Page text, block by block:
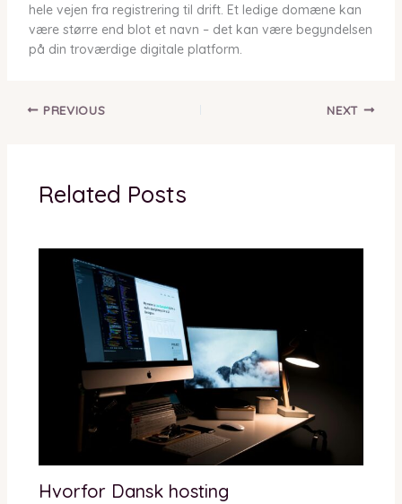
hele vejen fra registrering til drift. Et ledige domæne kan
være større end blot et navn – det kan være begyndelsen
på din troværdige digitale platform.
PREVIOUS NEXT
Related Posts
Hvorfor Dansk hosting